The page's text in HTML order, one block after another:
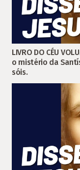
LIVRO DO CÉU
o mistério da
sóis.